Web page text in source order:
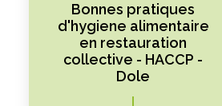
Bonnes pratiques
d'hygiene alimentaire
en restauration
collective - HACCP -
Dole